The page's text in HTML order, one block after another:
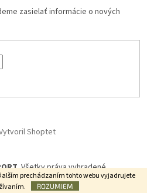
prechádzaním tohto webu vyjadrujete
ROZUMIEM
zasielať informácie o nových
Shoptet
. Všetky práva vyhradené.